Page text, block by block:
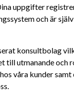
uppgifter
och är
konsultbolag
till utmanande och
våra kunder samt